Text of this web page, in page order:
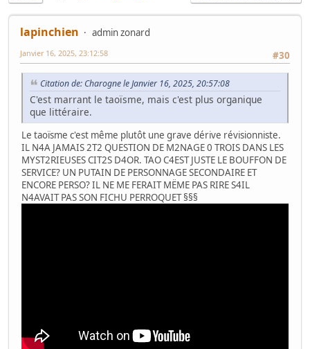
lapinchien
admin zonard
#30
Janvier 16, 2025, 23:12:58
Citation de: Charogne le Janvier 16, 2025, 20:57:08
C'est marrant le taoïsme, mais c'est plus organique
que littéraire.
Le taoïsme c'est même plutôt une grave dérive révisionniste.
IL N4A JAMAIS 2T2 QUESTION DE M2NAGE 0 TROIS DANS LES
MYST2RIEUSES CIT2S D4OR. TAO C4EST JUSTE LE BOUFFON DE
SERVICE? UN PUTAIN DE PERSONNAGE SECONDAIRE ET
ENCORE PERSO? IL NE ME FERAIT MËME PAS RIRE S4IL
N4AVAIT PAS SON FICHU PERROQUET §§§